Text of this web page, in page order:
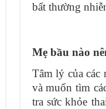
bất thường
Mẹ bầu nào
Tâm lý của các
và muốn tìm
tra sức khỏe